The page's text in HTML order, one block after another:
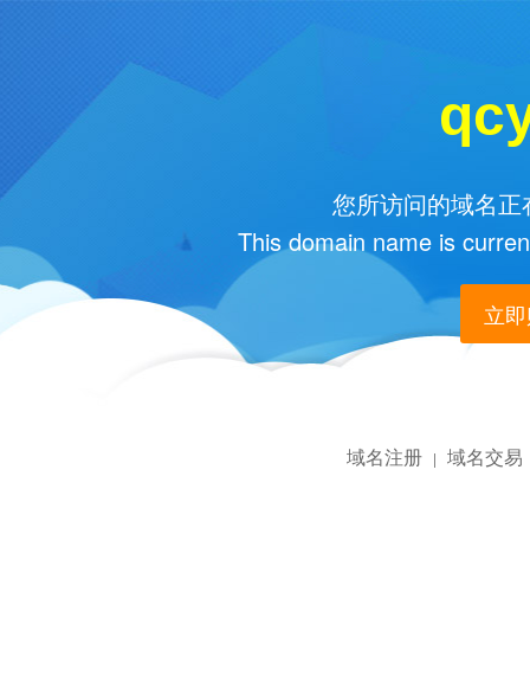
您所访问的域名
This domain name is
立
域名注册 | 域名交易